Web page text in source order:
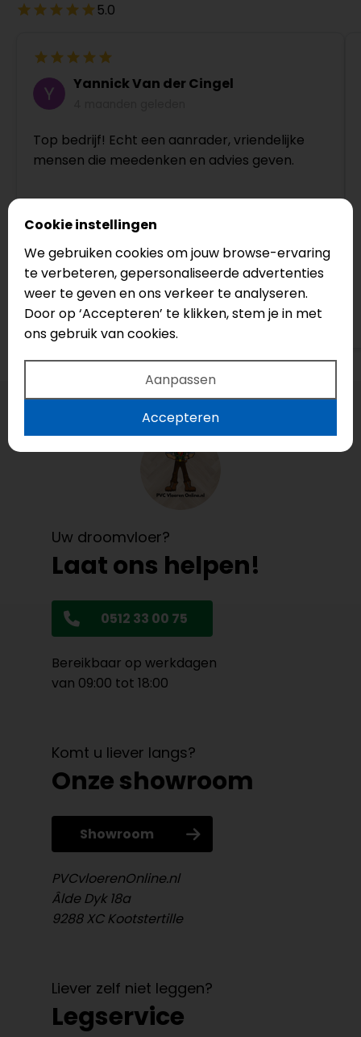
5.0
Yannick Van der Cingel
Top bedrijf! Echt een aanrader, vriendelijke
mensen die meedenken en advies geven.
Bekijk op Google
Cookie instellingen
We gebruiken cookies om jouw browse-ervaring
te verbeteren, gepersonaliseerde advertenties
weer te geven en ons verkeer te analyseren.
Door op ‘Accepteren’ te klikken, stem je in met
ons gebruik van cookies.
Aanpassen
Accepteren
Uw droomvloer?
Laat ons helpen!
0512 33 00 75
Bereikbaar op werkdagen
van 09:00 tot 18:00
Komt u liever langs?
Onze showroom
Showroom
PVCvloerenOnline.nl
Âlde Dyk 18a
9288 XC Kootstertille
Liever zelf niet leggen?
Legservice